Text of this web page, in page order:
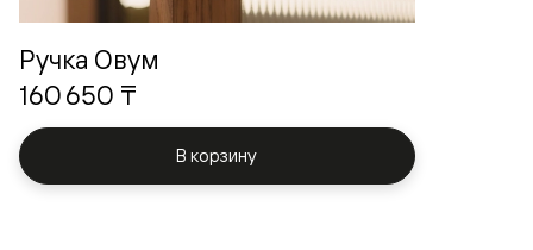
Ручка Овум
160 650 ₸
В корзину